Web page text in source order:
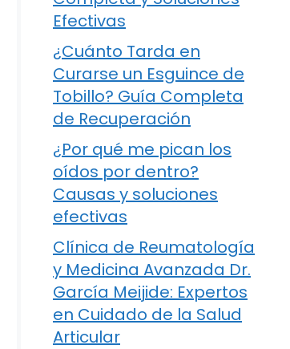
Efectivas
¿Cuánto Tarda en
Curarse un Esguince de
Tobillo? Guía Completa
de Recuperación
¿Por qué me pican los
oídos por dentro?
Causas y soluciones
efectivas
Clínica de Reumatología
y Medicina Avanzada Dr.
García Meijide: Expertos
en Cuidado de la Salud
Articular